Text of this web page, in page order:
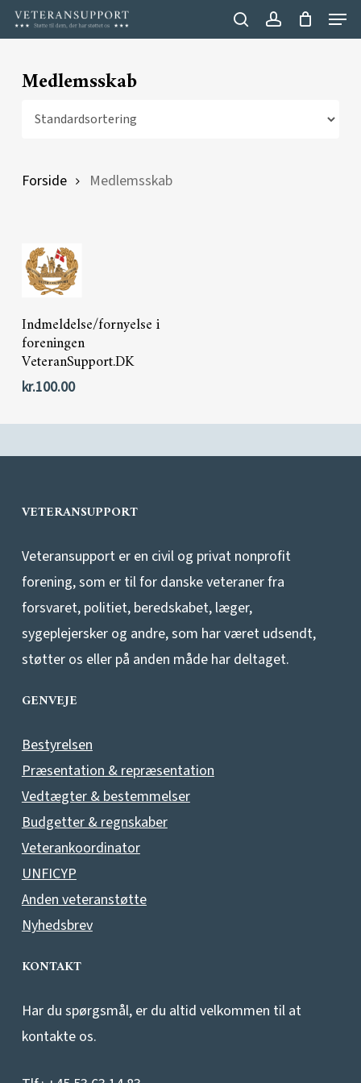
Skip
to
content
searchaccount
Menu
Medlemsskab
Forside Medlemsskab
Læs Mere
Indmeldelse/fornyelse i
foreningen
VeteranSupport.DK
kr.100.00
VETERANSUPPORT
Veteransupport er en civil og privat nonprofit
forening, som er til for danske veteraner fra
forsvaret, politiet, beredskabet, læger,
sygeplejersker og andre, som har været udsendt,
støtter os eller på anden måde har deltaget.
GENVEJE
Bestyrelsen
Præsentation & repræsentation
Vedtægter & bestemmelser
Budgetter & regnskaber
Veterankoordinator
UNFICYP
Anden veteranstøtte
Nyhedsbrev
KONTAKT
Har du spørgsmål, er du altid velkommen til at
kontakte os.